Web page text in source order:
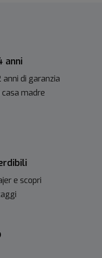
anni
di garanzia
madre
e scopri